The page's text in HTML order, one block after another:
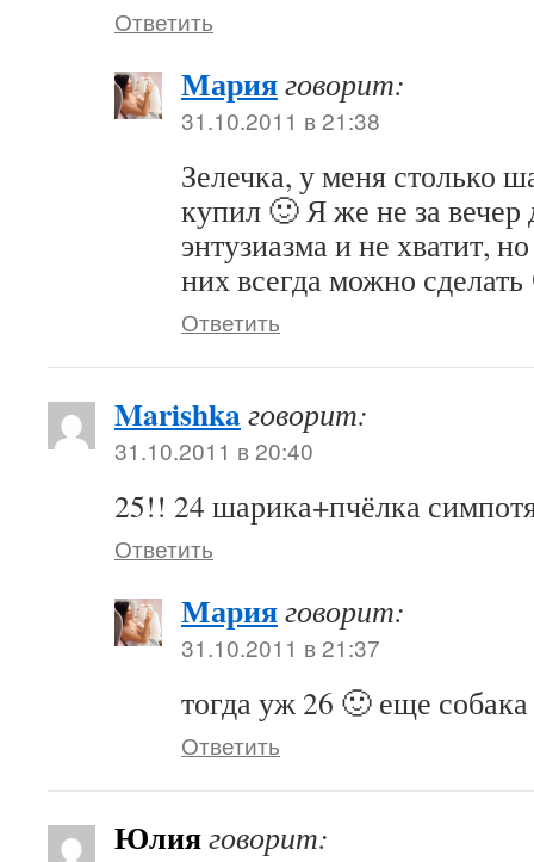
Ответить
Марияговорит:
31.10.2011 в 21:38
Зелечка, у меня столько
купил 🙂 Я же не за вечер
энтузиазма и не хватит,
них всегда можно
Ответить
Marishkaговорит:
31.10.2011 в 20:40
25!! 24 шарика+пчёлка
Ответить
Марияговорит:
31.10.2011 в 21:37
тогда уж 26 🙂 еще собака
Ответить
Юлияговорит: